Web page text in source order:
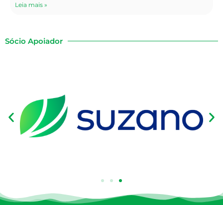
Leia mais »
Sócio Apoiador